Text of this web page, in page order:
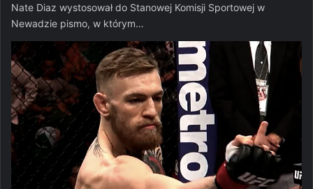
Nate Diaz wystosował do Stanowej Komisji Sportowej w
Newadzie pismo, w którym…